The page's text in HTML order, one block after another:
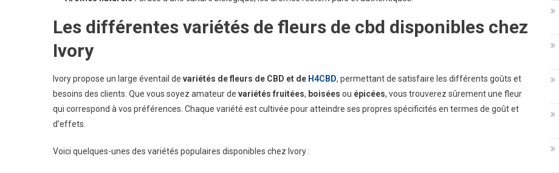
Les différentes variétés de fleurs de cbd disponibles chez
Ivory
Ivory propose un large éventail de variétés de fleurs de CBD et de H4CBD, permettant de satisfaire les différents goûts et
besoins des clients. Que vous soyez amateur de variétés fruitées, boisées ou épicées, vous trouverez sûrement une fleur
qui correspond à vos préférences. Chaque variété est cultivée pour atteindre ses propres spécificités en termes de goût et
d’effets.
Voici quelques-unes des variétés populaires disponibles chez Ivory :